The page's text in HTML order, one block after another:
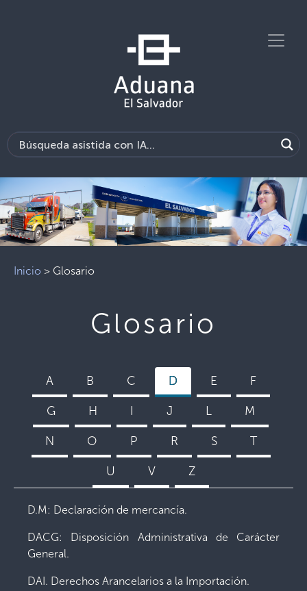
Previous Next
Inicio > Glosario
Glosario
A B C D E
F
G
H I J L
M
N
O P R S
T
U
V Z
D.M: Declaración de mercancía.
DACG: Disposición Administrativa de Carácter
General.
DAI. Derechos Arancelarios a la Importación.